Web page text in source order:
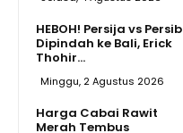
HEBOH! Persija vs Persib
Dipindah ke Bali, Erick
Thohir...
Minggu, 2 Agustus 2026
Harga Cabai Rawit
Merah Tembus